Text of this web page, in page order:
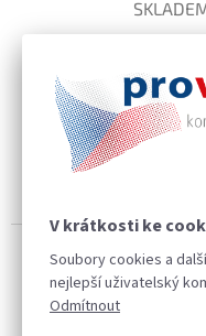
V krátkosti ke
Soubory cookies a
nejlepší uživatelský
Odmítnout
46 Kč
Lanková plomba slouží k